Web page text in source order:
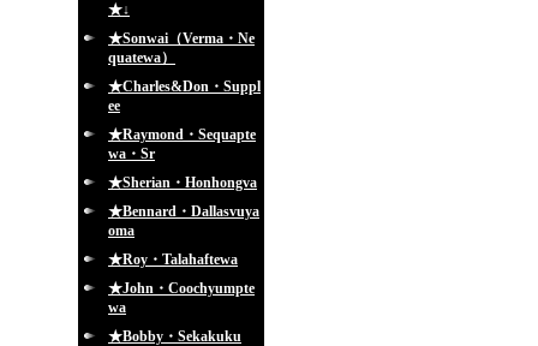
★↓
★Sonwai（Verma・Ne
quatewa）
★Charles&Don・Suppl
ee
★Raymond・Sequapte
wa・Sr
★Sherian・Honhongva
★Bennard・Dallasvuya
oma
★Roy・Talahaftewa
★John・Coochyumpte
wa
★Bobby・Sekakuku